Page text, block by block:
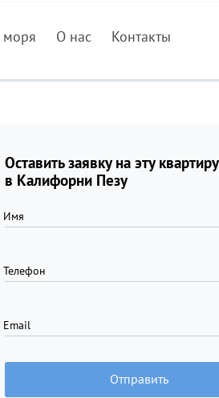
моря О нас Контакты
Оставить заявку на эту квартиру
в Калифорни Пезу
Имя
Телефон
Email
Отправить